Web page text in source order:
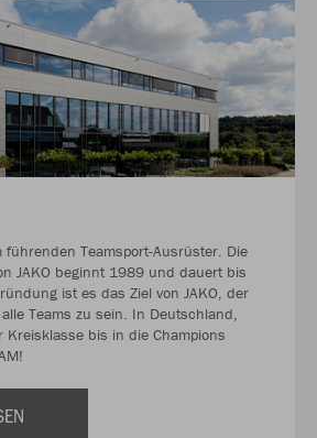
führenden Teamsport-Ausrüster. Die
JAKO beginnt 1989 und dauert bis
ist es das Ziel von JAKO, der
Teams zu sein. In Deutschland,
Kreisklasse bis in die Champions